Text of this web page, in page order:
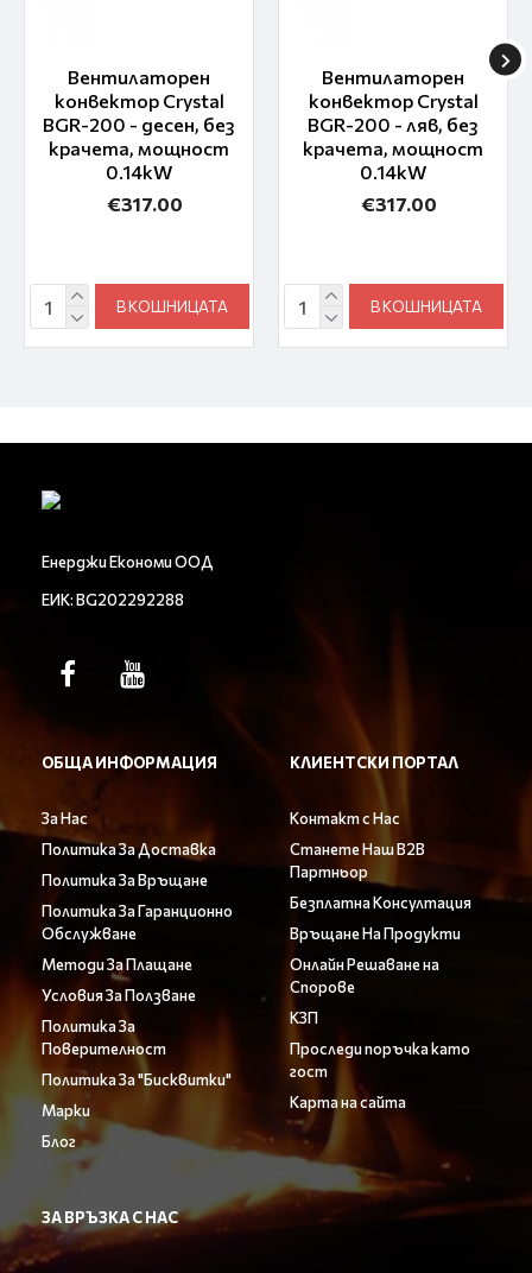
Вентилаторен
конвектор Crystal
BGR-200 - десен, без
крачета, мощност
0.14kW
€317.00
В КОШНИЦАТА
Вентилаторен
конвектор Crystal
BGR-200 - ляв, без
крачета, мощност
0.14kW
€317.00
В КОШНИЦАТА
Енерджи Економи ООД
ЕИК: BG202292288
ОБЩА ИНФОРМАЦИЯ
За Нас
Политика За Доставка
Политика За Връщане
Политика За Гаранционно
Обслужване
Методи За Плащане
Условия За Ползване
Политика За
Поверителност
Политика За "Бисквитки"
Марки
Блог
КЛИЕНТСКИ ПОРТАЛ
Контакт с Нас
Станете Наш B2B
Партньор
Безплатна Консултация
Връщане На Продукти
Онлайн Решаване на
Спорове
КЗП
Проследи поръчка като
гост
Карта на сайта
ЗА ВРЪЗКА С НАС